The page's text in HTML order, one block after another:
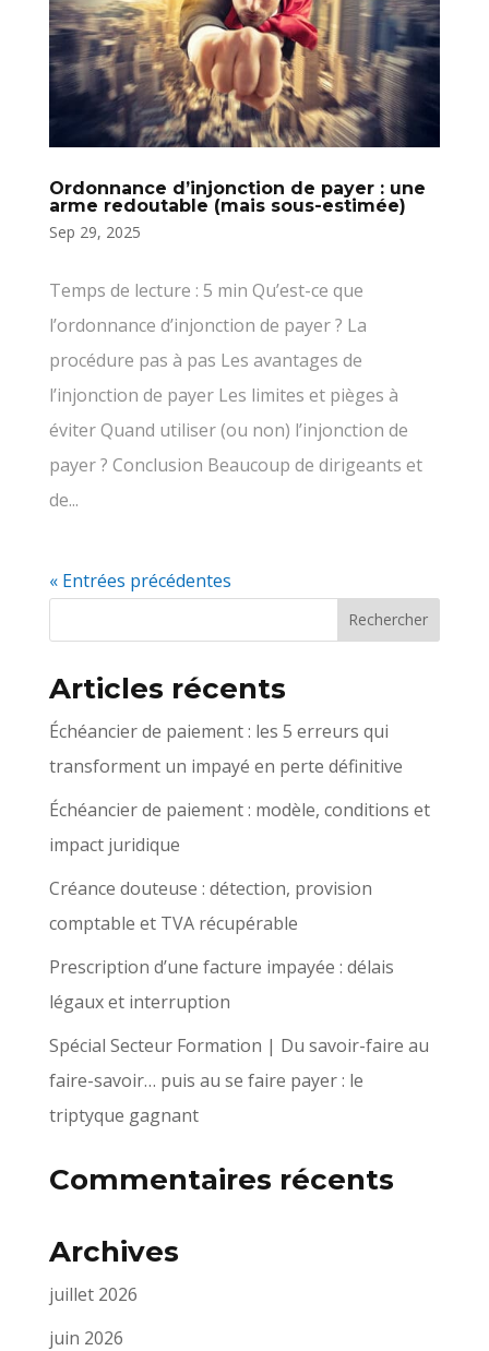
Ordonnance d’injonction de payer : une
arme redoutable (mais sous-estimée)
Sep 29, 2025
Temps de lecture : 5 min Qu’est-ce que
l’ordonnance d’injonction de payer ? La
procédure pas à pas Les avantages de
l’injonction de payer Les limites et pièges à
éviter Quand utiliser (ou non) l’injonction de
payer ? Conclusion Beaucoup de dirigeants et
de...
« Entrées précédentes
Articles récents
Échéancier de paiement : les 5 erreurs qui
transforment un impayé en perte définitive
Échéancier de paiement : modèle, conditions et
impact juridique
Créance douteuse : détection, provision
comptable et TVA récupérable
Prescription d’une facture impayée : délais
légaux et interruption
Spécial Secteur Formation | Du savoir-faire au
faire-savoir… puis au se faire payer : le
triptyque gagnant
Commentaires récents
Archives
juillet 2026
juin 2026